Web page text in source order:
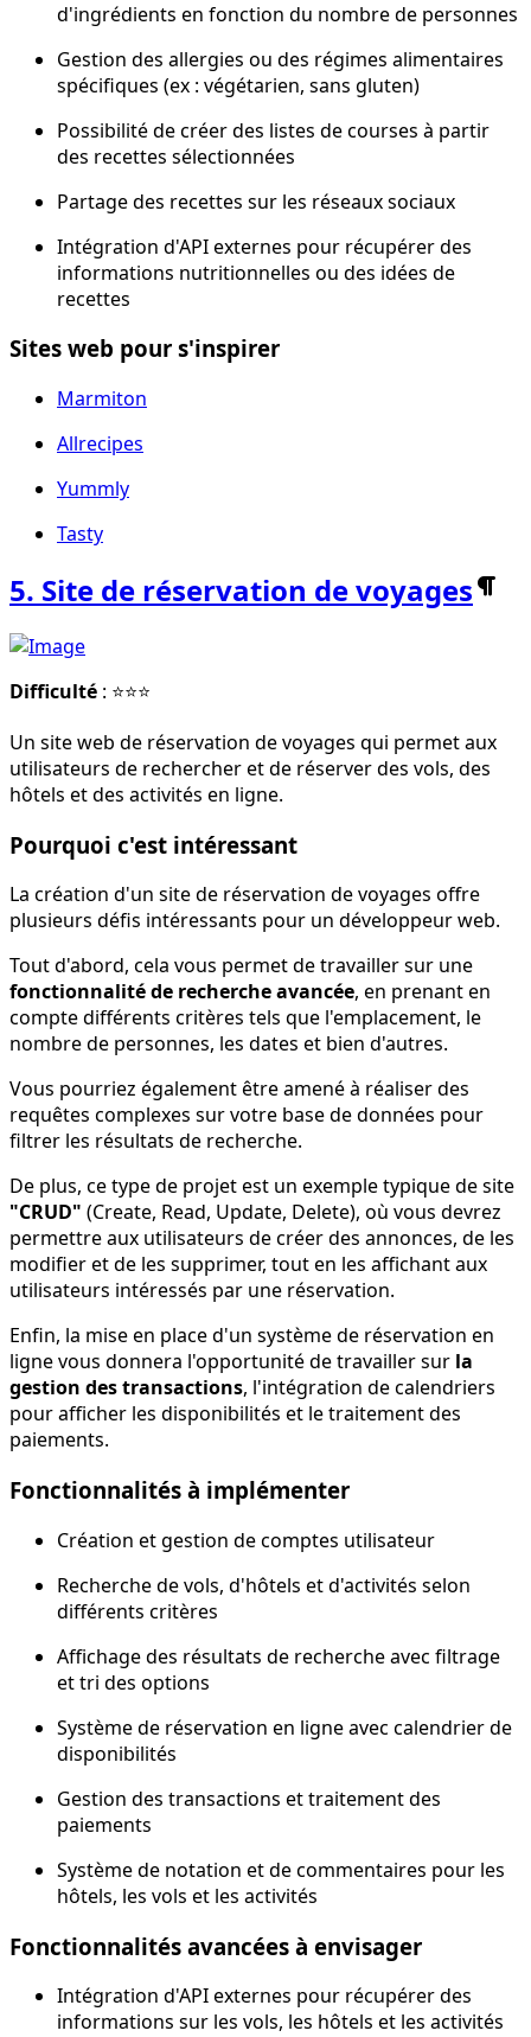
d'ingrédients en fonction du nombre de personnes
Gestion des allergies ou des régimes alimentaires
spécifiques (ex : végétarien, sans gluten)
Possibilité de créer des listes de courses à partir
des recettes sélectionnées
Partage des recettes sur les réseaux sociaux
Intégration d'API externes pour récupérer des
informations nutritionnelles ou des idées de
recettes
Sites web pour s'inspirer
Marmiton
Allrecipes
Yummly
Tasty
5. Site de réservation de voyages
Difficulté : ⭐⭐⭐
Un site web de réservation de voyages qui permet aux
utilisateurs de rechercher et de réserver des vols, des
hôtels et des activités en ligne.
Pourquoi c'est intéressant
La création d'un site de réservation de voyages offre
plusieurs défis intéressants pour un développeur web.
Tout d'abord, cela vous permet de travailler sur une
fonctionnalité de recherche avancée, en prenant en
compte différents critères tels que l'emplacement, le
nombre de personnes, les dates et bien d'autres.
Vous pourriez également être amené à réaliser des
requêtes complexes sur votre base de données pour
filtrer les résultats de recherche.
De plus, ce type de projet est un exemple typique de site
"CRUD" (Create, Read, Update, Delete), où vous devrez
permettre aux utilisateurs de créer des annonces, de les
modifier et de les supprimer, tout en les affichant aux
utilisateurs intéressés par une réservation.
Enfin, la mise en place d'un système de réservation en
ligne vous donnera l'opportunité de travailler sur la
gestion des transactions, l'intégration de calendriers
pour afficher les disponibilités et le traitement des
paiements.
Fonctionnalités à implémenter
Création et gestion de comptes utilisateur
Recherche de vols, d'hôtels et d'activités selon
différents critères
Affichage des résultats de recherche avec filtrage
et tri des options
Système de réservation en ligne avec calendrier de
disponibilités
Gestion des transactions et traitement des
paiements
Système de notation et de commentaires pour les
hôtels, les vols et les activités
Fonctionnalités avancées à envisager
Intégration d'API externes pour récupérer des
informations sur les vols, les hôtels et les activités